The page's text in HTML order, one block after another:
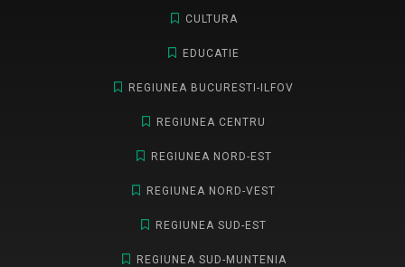
CULTURA
EDUCATIE
REGIUNEA BUCURESTI-ILFOV
REGIUNEA CENTRU
REGIUNEA NORD-EST
REGIUNEA NORD-VEST
REGIUNEA SUD-EST
REGIUNEA SUD-MUNTENIA